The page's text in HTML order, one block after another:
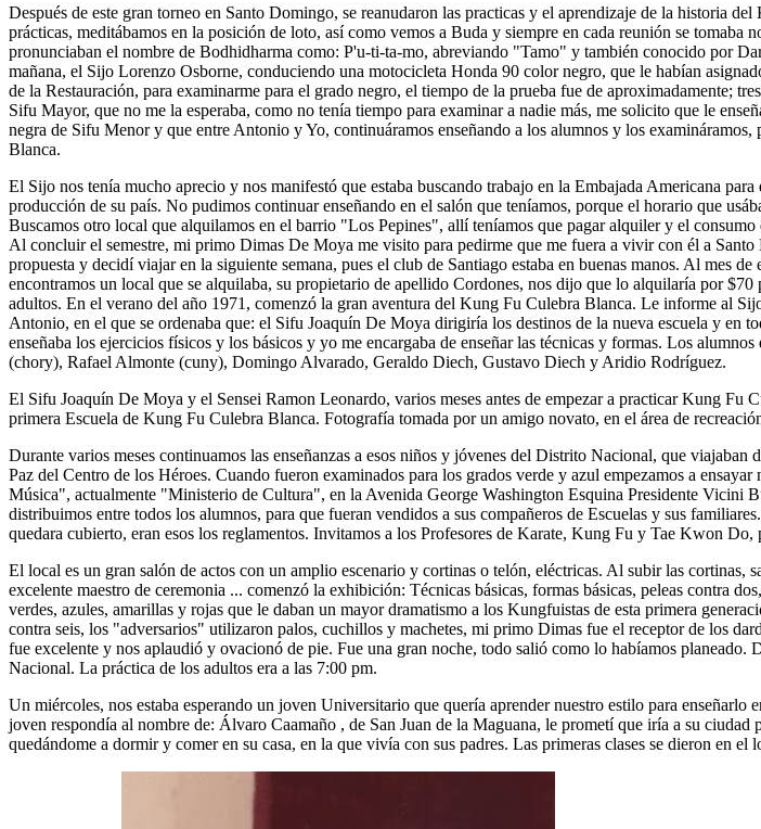
Después de este gran torneo en Santo Domingo, se reanudaron las practicas y el aprendizaje de la historia
prácticas, meditábamos en la posición de loto, así como vemos a Buda y siempre en cada reunión se
pronunciaban el nombre de Bodhidharma como: P'u-ti-ta-mo, abreviando "Tamo" y también conocido por
mañana, el Sijo Lorenzo Osborne, conduciendo una motocicleta Honda 90 color negro, que le habían
de la Restauración, para examinarme para el grado negro, el tiempo de la prueba fue de aproximadamente;
Sifu Mayor, que no me la esperaba, como no tenía tiempo para examinar a nadie más, me solicito que le
negra de Sifu Menor y que entre Antonio y Yo, continuáramos enseñando a los alumnos y los
Blanca.
El Sijo nos tenía mucho aprecio y nos manifestó que estaba buscando trabajo en la Embajada Americana
producción de su país. No pudimos continuar enseñando en el salón que teníamos, porque el horario que
Buscamos otro local que alquilamos en el barrio "Los Pepines", allí teníamos que pagar alquiler y el
Al concluir el semestre, mi primo Dimas De Moya me visito para pedirme que me fuera a vivir con él a
propuesta y decidí viajar en la siguiente semana, pues el club de Santiago estaba en buenas manos. Al mes
encontramos un local que se alquilaba, su propietario de apellido Cordones, nos dijo que lo alquilaría por
adultos. En el verano del año 1971, comenzó la gran aventura del Kung Fu Culebra Blanca. Le informe al
Antonio, en el que se ordenaba que: el Sifu Joaquín De Moya dirigiría los destinos de la nueva escuela y
enseñaba los ejercicios físicos y los básicos y yo me encargaba de enseñar las técnicas y formas. Los
(chory), Rafael Almonte (cuny), Domingo Alvarado, Geraldo Diech, Gustavo Diech y Aridio Rodríguez.
El Sifu Joaquín De Moya y el Sensei Ramon Leonardo, varios meses antes de empezar a practicar Kung
primera Escuela de Kung Fu Culebra Blanca. Fotografía tomada por un amigo novato, en el área de
Durante varios meses continuamos las enseñanzas a esos niños y jóvenes del Distrito Nacional, que
Paz del Centro de los Héroes. Cuando fueron examinados para los grados verde y azul empezamos a
Música", actualmente "Ministerio de Cultura", en la Avenida George Washington Esquina Presidente Vicini
distribuimos entre todos los alumnos, para que fueran vendidos a sus compañeros de Escuelas y sus
quedara cubierto, eran esos los reglamentos. Invitamos a los Profesores de Karate, Kung Fu y Tae Kwon Do,
El local es un gran salón de actos con un amplio escenario y cortinas o telón, eléctricas. Al subir las
excelente maestro de ceremonia ... comenzó la exhibición: Técnicas básicas, formas básicas, peleas contra
verdes, azules, amarillas y rojas que le daban un mayor dramatismo a los Kungfuistas de esta primera
contra seis, los "adversarios" utilizaron palos, cuchillos y machetes, mi primo Dimas fue el receptor de los
fue excelente y nos aplaudió y ovacionó de pie. Fue una gran noche, todo salió como lo habíamos
Nacional. La práctica de los adultos era a las 7:00 pm.
Un miércoles, nos estaba esperando un joven Universitario que quería aprender nuestro estilo para
joven respondía al nombre de: Álvaro Caamaño , de San Juan de la Maguana, le prometí que iría a su
quedándome a dormir y comer en su casa, en la que vivía con sus padres. Las primeras clases se dieron en el